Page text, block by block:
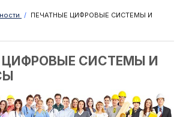
/ ПЕЧАТНЫЕ ЦИФРОВЫЕ СИСТЕМЫ И
ЦИФРОВЫЕ СИСТЕМЫ И